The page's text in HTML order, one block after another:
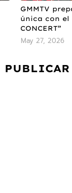
GMMTV
única con el
CONCERT”
May 27, 2026